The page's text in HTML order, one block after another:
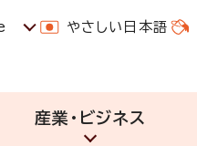
やさしい日本語
産業・ビジネス